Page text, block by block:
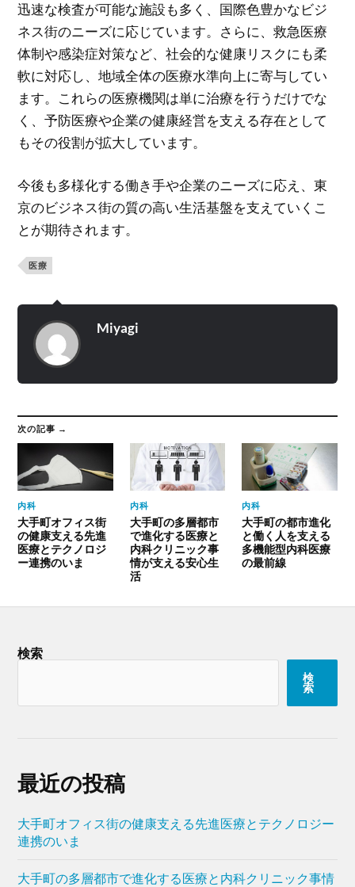
迅速な検査が可能な施設も多く、国際色豊かなビジ
ネス街のニーズに応じています。さらに、救急医療
体制や感染症対策など、社会的な健康リスクにも柔
軟に対応し、地域全体の医療水準向上に寄与してい
ます。これらの医療機関は単に治療を行うだけでな
く、予防医療や企業の健康経営を支える存在として
もその役割が拡大しています。
今後も多様化する働き手や企業のニーズに応え、東
京のビジネス街の質の高い生活基盤を支えていくこ
とが期待されます。
医療
Miyagi
次の記事 →
内科
大手町オフィス街
の健康支える先進
医療とテクノロジ
ー連携のいま
内科
大手町の多層都市
で進化する医療と
内科クリニック事
情が支える安心生
活
内科
大手町の都市進化
と働く人を支える
多機能型内科医療
の最前線
検索
検
索
最近の投稿
大手町オフィス街の健康支える先進医療とテクノロジー
連携のいま
大手町の多層都市で進化する医療と内科クリニック事情